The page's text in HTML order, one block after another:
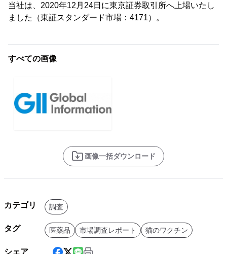
当社は、2020年12月24日に東京証券取引所へ上場いたし
ました（東証スタンダード市場：4171）。
すべての画像
画像一括ダウンロード
カテゴリ 調査
タグ 医薬品 市場調査レポート 猫のワクチン
シェア